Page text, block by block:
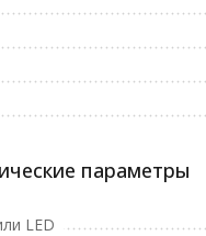
параметры
LED